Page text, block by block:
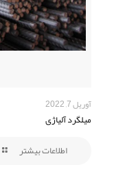
آوریل 7, 2022
میلگرد آلیاژی
اطلاعات بیشتر